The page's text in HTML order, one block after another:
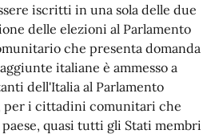
iscritti in una sola delle due
delle elezioni al Parlamento
che presenta domanda
italiane è ammesso a
dell'Italia al Parlamento
per i cittadini comunitari che
quasi tutti gli Stati membri